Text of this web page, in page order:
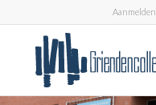
Aanmelden